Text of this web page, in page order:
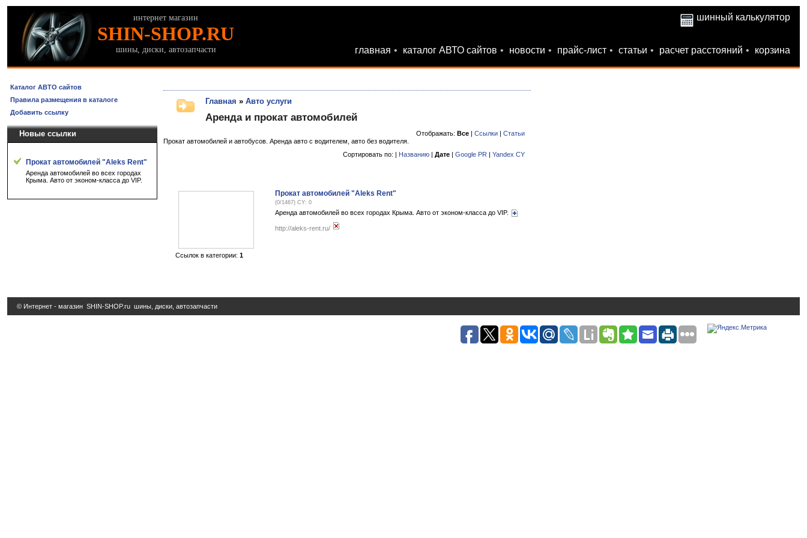
интернет магазин
SHIN-SHOP.RU
шины, диски, автозапчасти
шинный калькулятор
главная • каталог АВТО сайтов • новости • прайс-лист • статьи • расчет расстояний • корзина
Каталог АВТО сайтов
Правила размещения в каталоге
Добавить ссылку
Новые ссылки
Прокат автомобилей "Aleks Rent"
Аренда автомобилей во всех городах
Крыма. Авто от эконом-класса до VIP.
Главная » Авто услуги
Аренда и прокат автомобилей
Отображать: Все | Ссылки | Статьи
Прокат автомобилей и автобусов. Аренда авто с водителем, авто без водителя.
Сортировать по: | Названию | Дате | Google PR | Yandex CY
Прокат автомобилей "Aleks Rent"
(0/1467) CY: 0
Аренда автомобилей во всех городах Крыма. Авто от эконом-класса до VIP.
http://aleks-rent.ru/
Ссылок в категории: 1
© Интернет - магазин SHIN-SHOP.ru шины, диски, автозапчасти